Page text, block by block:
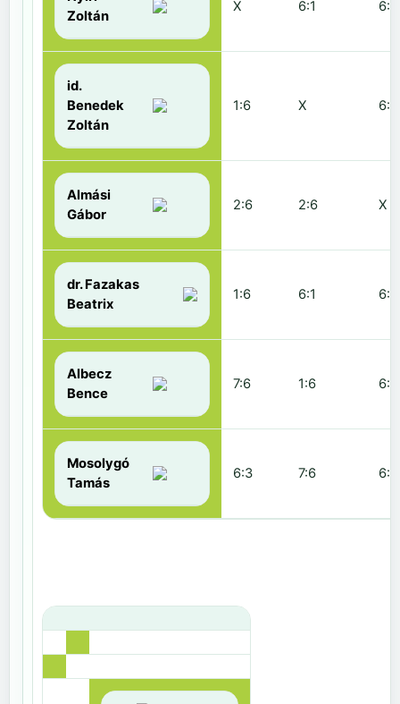
Zoltán
X 6:1 6:2
id.
Benedek
Zoltán
1:6 X 6:2
Almási
Gábor
2:6 2:6 X
dr. Fazakas
Beatrix
1:6 6:1 6:0
Albecz
Bence
7:6 1:6 6:3
Mosolygó
Tamás
6:3 7:6 6:1